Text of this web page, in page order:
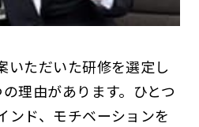
いただいた研修を選定し
理由があります。ひとつ
ンド、モチベーションを